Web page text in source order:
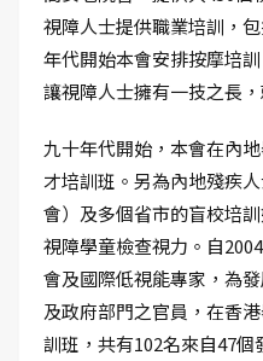
視障人士提供職業培訓，
年代開始本會安排按摩培
讓視障人士擁有一技之長，
九十年代開始，本會在內
才培訓班。另為內地殘疾
會）及多個省市的盲校培
視障學童檢查視力。自
會及國際低視能專家，為
及政府部門之官員，在香
訓班，共有102名來自47